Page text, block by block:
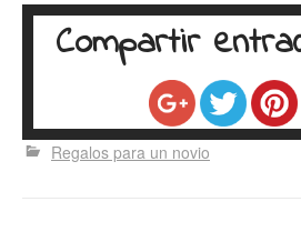
Compartir
Regalos para un novio